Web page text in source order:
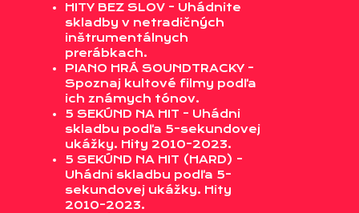
HITY BEZ SLOV - Uhádnite
skladby v netradičných
inštrumentálnych
prerábkach.
PIANO HRÁ SOUNDTRACKY -
Spoznaj kultové filmy podľa
ich známych tónov.
5 SEKÚND NA HIT - Uhádni
skladbu podľa 5-sekundovej
ukážky. Hity 2010-2023.
5 SEKÚND NA HIT (HARD) -
Uhádni skladbu podľa 5-
sekundovej ukážky. Hity
2010-2023.